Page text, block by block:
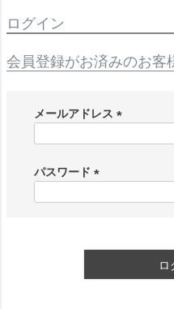
ログイン
会員登録がお済みのお客
メールアドレス
)
パスワード
ロ